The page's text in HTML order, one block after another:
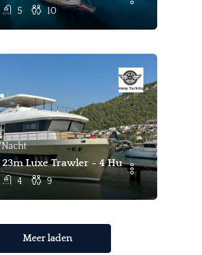
5 10
23m Luxe Trawler - 4 Hutten, 9
4 9
Meer laden